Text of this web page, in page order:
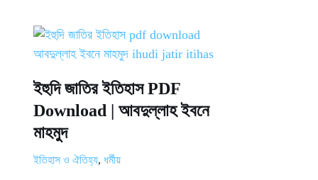
ইহুদি জাতির ইতিহাস PDF
Download | আবদুল্লাহ ইবনে
মাহমুদ
ইতিহাস ও ঐতিহ্য, ধর্মীয়